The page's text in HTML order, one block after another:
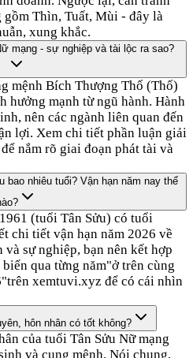
Thìn, Tuất, Mùi - đây là
xung khắc.
mạng - sự nghiệp và tài lộc ra sao?
mệnh Bích Thượng Thổ (Thổ)
hưởng mạnh từ ngũ hành. Hành
nên các ngành liên quan đến
lợi. Xem chi tiết phần luận giải
nắm rõ giai đoạn phát tài và
nhiêu tuổi? Vận hạn năm nay thế
(tuổi Tân Sửu) có tuổi
chi tiết vận hạn năm 2026 về
sự nghiệp, bạn nên kết hợp
qua từng năm"ở trên cùng
xemtuvi.xyz để có cái nhìn
hôn nhân có tốt không?
của tuổi Tân Sửu Nữ mạng
và cung mệnh. Nói chung,